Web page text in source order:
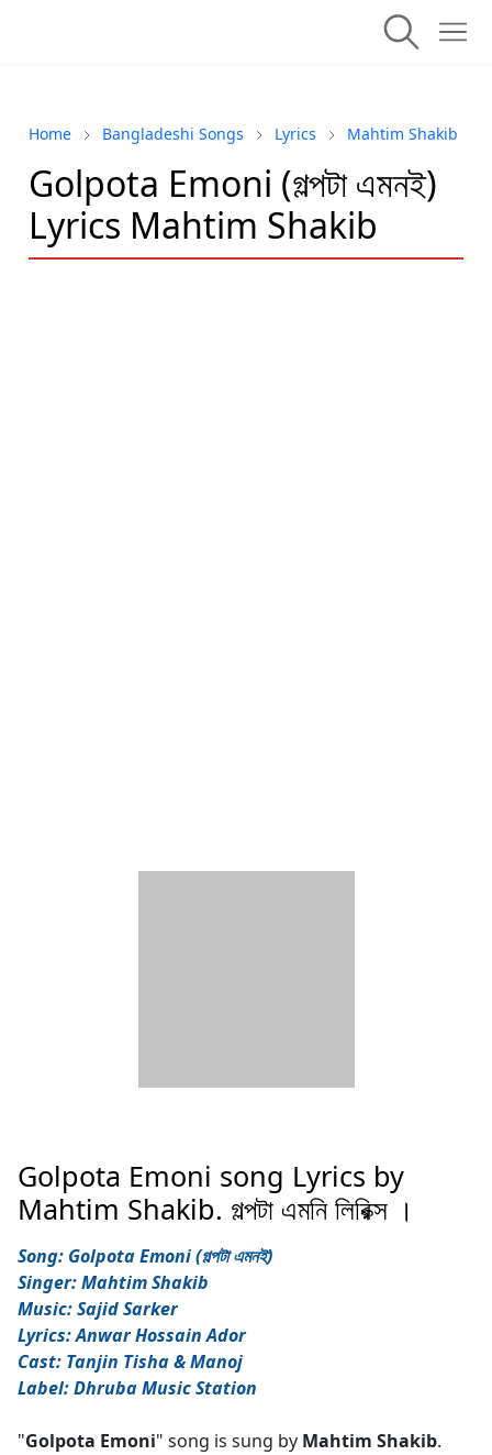
Home Bangladeshi Songs Lyrics Mahtim Shakib
Golpota Emoni (গল্পটা এমনই)
Lyrics Mahtim Shakib
Golpota Emoni song Lyrics by
Mahtim Shakib. গল্পটা এমনি লিরিক্স ।
Song: Golpota Emoni (গল্পটা এমনই)
Singer: Mahtim Shakib
Music: Sajid Sarker
Lyrics: Anwar Hossain Ador
Cast: Tanjin Tisha & Manoj
Label: Dhruba Music Station
"Golpota Emoni" song is sung by Mahtim Shakib.